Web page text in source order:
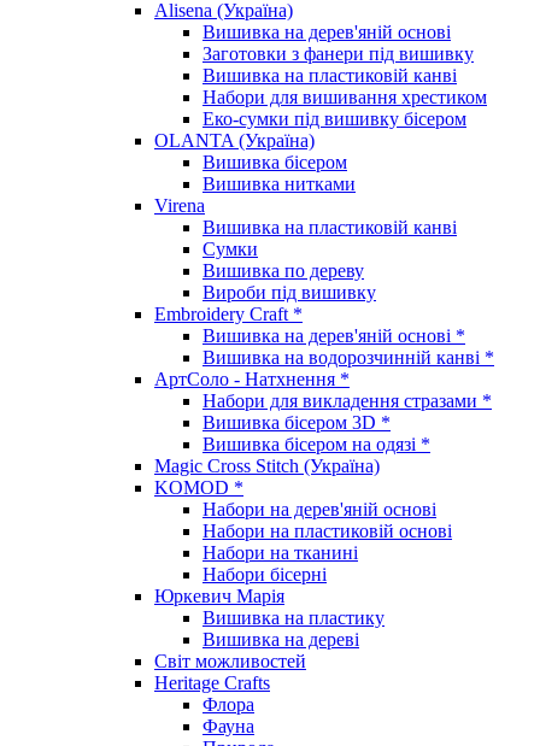
Alisena (Україна)
Вишивка на дерев'яній основі
Заготовки з фанери під вишивку
Вишивка на пластиковій канві
Набори для вишивання хрестиком
Еко-сумки під вишивку бісером
OLANTA (Україна)
Вишивка бісером
Вишивка нитками
Virena
Вишивка на пластиковій канві
Сумки
Вишивка по дереву
Вироби під вишивку
Embroidery Craft *
Вишивка на дерев'яній основі *
Вишивка на водорозчинній канві *
АртСоло - Натхнення *
Набори для викладення стразами *
Вишивка бісером 3D *
Вишивка бісером на одязі *
Magic Cross Stitch (Україна)
KOMOD *
Набори на дерев'яній основі
Набори на пластиковій основі
Набори на тканині
Набори бісерні
Юркевич Марія
Вишивка на пластику
Вишивка на дереві
Світ можливостей
Heritage Crafts
Флора
Фауна